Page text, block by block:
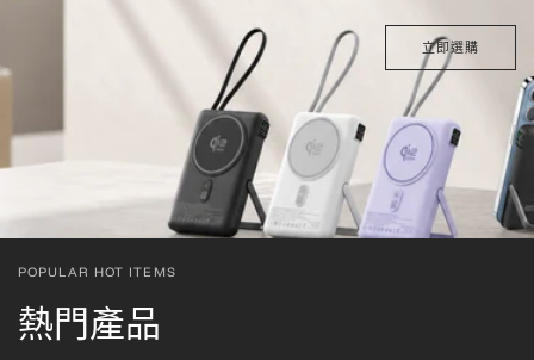
立即選購
POPULAR HOT ITEMS
熱門產品